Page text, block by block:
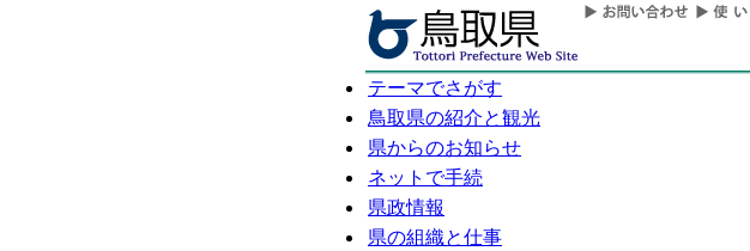
テーマでさがす
鳥取県の紹介と観光
県からのお知らせ
ネットで手続
県政情報
県の組織と仕事